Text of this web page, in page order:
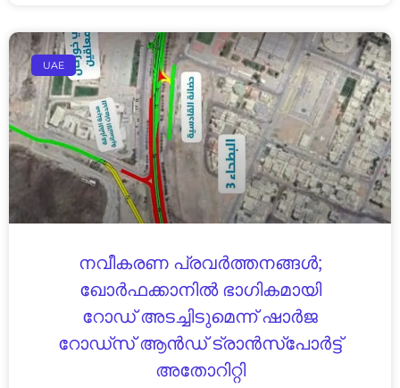
UAE
നവീകരണ പ്രവർത്തനങ്ങൾ;
ഖോർഫക്കാനിൽ ഭാഗികമായി
റോഡ് അടച്ചിടുമെന്ന് ഷാർജ
റോഡ്‌സ് ആൻഡ് ട്രാൻസ്‌പോർട്ട്
അതോറിറ്റി